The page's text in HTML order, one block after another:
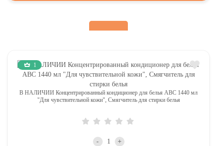
1
В НАЛИЧИИ Концентрированный кондиционер для белья АВС 1440 мл
"Для чувствительной кожи", Смягчитель для стирки белья
- +